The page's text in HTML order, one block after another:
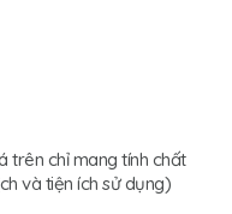
trên chỉ mang tính chất
và tiện ích sử dụng)